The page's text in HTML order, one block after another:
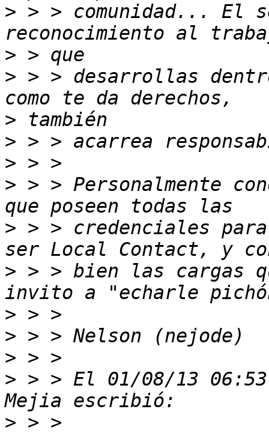
> > > comunidad... El
>
> > > desarrollas
>
>
>
> > > Personalmente
> > > credenciales
> > > bien las cargas
>
>
>
> > > El 01/08/13
>